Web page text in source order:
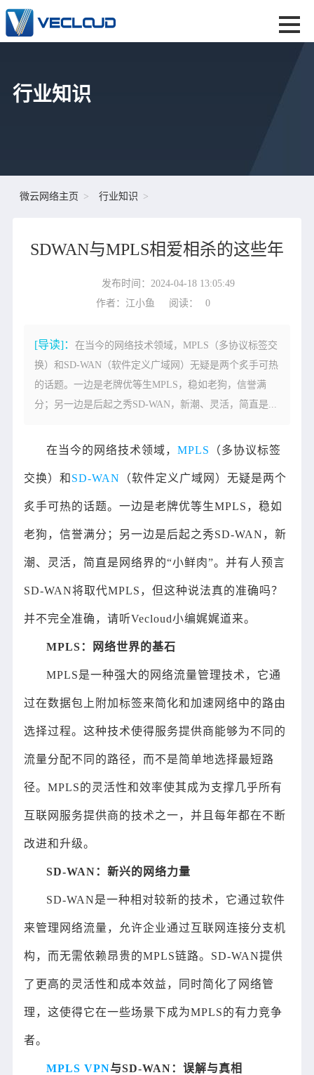
行业知识
微云网络主页 行业知识
SDWAN与MPLS相爱相杀的这些年
发布时间：2024-04-18 13:05:49
作者：江小鱼
阅读： 0
[导读]：在当今的网络技术领域，MPLS（多协议标签交
换）和SD-WAN（软件定义广域网）无疑是两个炙手可热
的话题。一边是老牌优等生MPLS，稳如老狗，信誉满
分；另一边是后起之秀SD-WAN，新潮、灵活，简直是...
在当今的网络技术领域，MPLS （多协议标签
交换）和 SD-WAN （软件定义广域网）无疑是两个
炙手可热的话题。一边是老牌优等生MPLS，稳如
老狗，信誉满分；另一边是后起之秀SD-WAN，新
潮、灵活，简直是网络界的“小鲜肉”。并有人预言
SD-WAN将取代MPLS，但这种说法真的准确吗？
并不完全准确，请听Vecloud小编娓娓道来。
MPLS：网络世界的基石
MPLS是一种强大的网络流量管理技术，它通
过在数据包上附加标签来简化和加速网络中的路由
选择过程。这种技术使得服务提供商能够为不同的
流量分配不同的路径，而不是简单地选择最短路
径。MPLS的灵活性和效率使其成为支撑几乎所有
互联网服务提供商的技术之一，并且每年都在不断
改进和升级。
SD-WAN：新兴的网络力量
SD-WAN是一种相对较新的技术，它通过软件
来管理网络流量，允许企业通过互联网连接分支机
构，而无需依赖昂贵的MPLS链路。SD-WAN提供
了更高的灵活性和成本效益，同时简化了网络管
理，这使得它在一些场景下成为MPLS的有力竞争
者。
MPLS VPN与SD-WAN：误解与真相